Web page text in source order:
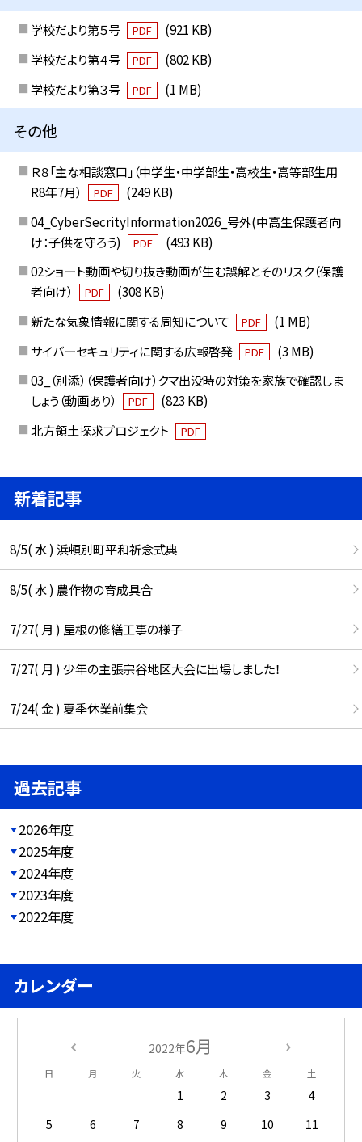
学校だより第５号 PDF
(921 KB)
学校だより第４号
PDF
(802 KB)
学校だより第３号
PDF (1 MB)
その他
Ｒ８「主な相談窓口」（中学生・中学部生・高校生・高等部生用
R8年7月）
PDF
(249 KB)
04_CyberSecrityInformation2026_号外(中高生保護者向
け：子供を守ろう)
PDF
(493 KB)
02ショート動画や切り抜き動画が生む誤解とそのリスク（保護
者向け）
PDF
(308 KB)
新たな気象情報に関する周知について
PDF
(1 MB)
サイバーセキュリティに関する広報啓発
PDF
(3 MB)
03_（別添）（保護者向け）クマ出没時の対策を家族で確認しま
しょう（動画あり）
PDF
(823 KB)
北方領土探求プロジェクト
PDF
新着記事
8/5( 水 ) 浜頓別町平和祈念式典
8/5( 水 ) 農作物の育成具合
7/27( 月 ) 屋根の修繕工事の様子
7/27( 月 ) 少年の主張宗谷地区大会に出場しました！
7/24( 金 ) 夏季休業前集会
過去記事
2026年度
2025年度
2024年度
2023年度
2022年度
カレンダー
2022年6月
日 月 火 水 木 金 土
1 2 3
4
5
6 7 8 9 10
11